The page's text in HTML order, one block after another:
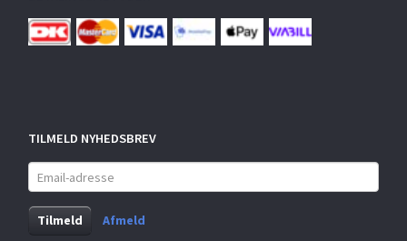
TILMELD NYHEDSBREV
Email-
adresse
Tilmeld
Afmeld